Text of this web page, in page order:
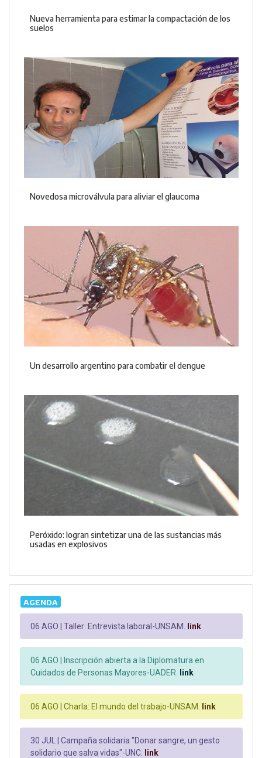
Nueva herramienta para estimar la compactación de los
suelos
Novedosa microválvula para aliviar el glaucoma
Un desarrollo argentino para combatir el dengue
Peróxido: logran sintetizar una de las sustancias más
usadas en explosivos
AGENDA
06 AGO | Taller: Entrevista laboral-UNSAM. link
06 AGO |
Inscripción abierta a la Diplomatura en
Cuidados de Personas Mayores-UADER.
link
06 AGO | Charla: El mundo del trabajo-UNSAM. link
30 JUL |
Campaña solidaria "Donar sangre, un gesto
solidario que salva vidas"-UNC.
link